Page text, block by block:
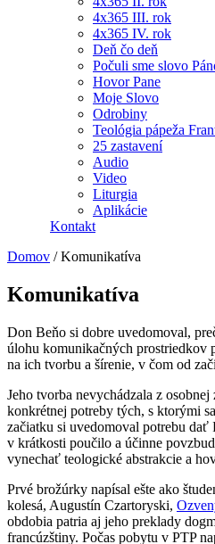
4x365 III. rok
4x365 IV. rok
Deň čo deň
Počuli sme slovo
Hovor Pane
Moje Slovo
Odrobiny
Teológia pápeža
25 zastavení
Audio
Video
Liturgia
Aplikácie
Kontakt
Domov /Komunikatíva
Komunikatíva
Don Beňo si dobre uvedomoval,
úlohu komunikačných prostriedkov
na ich tvorbu a šírenie, v čom od
Jeho tvorba nevychádzala z
konkrétnej potreby tých, s ktorými
začiatku si uvedomoval potrebu
v krátkosti poučilo a účinne
vynechať teologické abstrakcie a
Prvé brožúrky napísal ešte ako
kolesá, Augustín Czartoryski,
obdobia patria aj jeho preklady
francúzštiny. Počas pobytu v PTP